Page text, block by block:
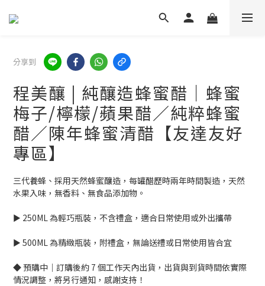
分享到
程美釀 | 純釀造蜂蜜醋｜蜂蜜
梅子/檸檬/蘋果醋／純粹蜂蜜
醋／陳年蜂蜜清醋【友達友好
專區】
三代養蜂、採用天然蜂蜜釀造，每罐醋歷時兩年時間製造，天然
水果入味，無香料、無食品添加物。
► 250ML 為輕巧瓶裝，不含禮盒，適合日常使用或外出攜帶
► 500ML 為精緻瓶裝，附禮盒，無論送禮或日常使用皆合宜
◆ 預購中｜訂購後約 7 個工作天內出貨，出貨與到貨時間依實際
情況調整，將另行通知，感謝支持！